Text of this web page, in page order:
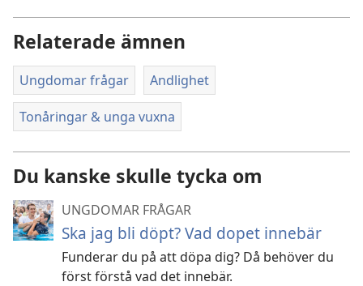
Relaterade ämnen
Ungdomar frågar Andlighet
Tonåringar & unga vuxna
Du kanske skulle tycka om
UNGDOMAR FRÅGAR
Ska jag bli döpt? Vad dopet innebär
Funderar du på att döpa dig? Då behöver du
först förstå vad det innebär.